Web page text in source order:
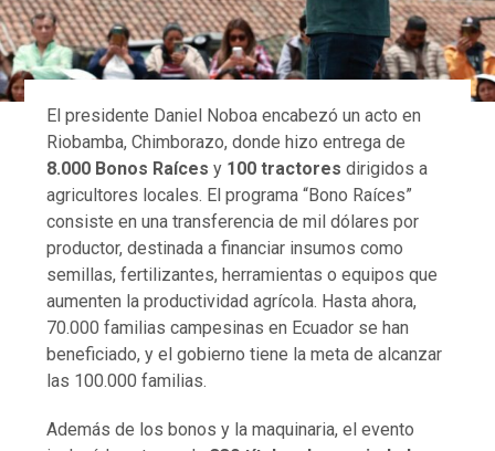
El presidente Daniel Noboa encabezó un acto en
Riobamba, Chimborazo, donde hizo entrega de
8.000 Bonos Raíces y 100 tractores dirigidos a
agricultores locales. El programa “Bono Raíces”
consiste en una transferencia de mil dólares por
productor, destinada a financiar insumos como
semillas, fertilizantes, herramientas o equipos que
aumenten la productividad agrícola. Hasta ahora,
70.000 familias campesinas en Ecuador se han
beneficiado, y el gobierno tiene la meta de alcanzar
las 100.000 familias.
Además de los bonos y la maquinaria, el evento